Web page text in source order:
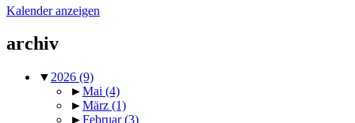
Kalender anzeigen
archiv
▼ 2026 (9)
►Mai (4)
►März (1)
►Februar(3)